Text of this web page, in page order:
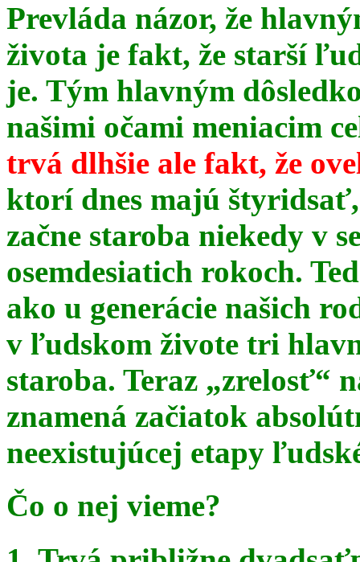
Prevláda názor, že
života je fakt, že starší
je. Tým hlavným
našimi očami meniacim
trvá dlhšie ale fakt, že
ktorí dnes majú
začne staroba niekedy v
osemdesiatich rokoch.
ako u generácie našich
v ľudskom živote tri
staroba. Teraz „zrelosť“
znamená začiatok
neexistujúcej etapy
Čo o nej vieme?